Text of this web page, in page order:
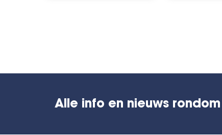
Alle info en nieuws